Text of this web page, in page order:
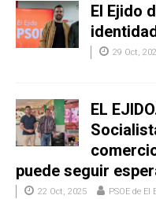
El Ejido
29 Oct,
EL
puede seguir
22 Oct, 2025 PSOE de El